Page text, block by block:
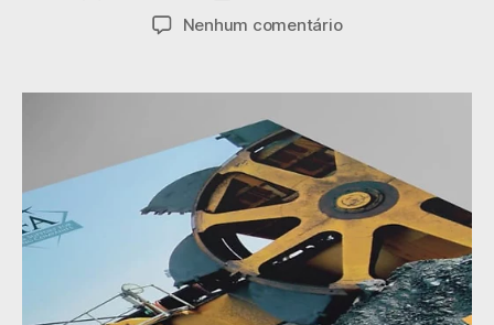
Nenhum comentário